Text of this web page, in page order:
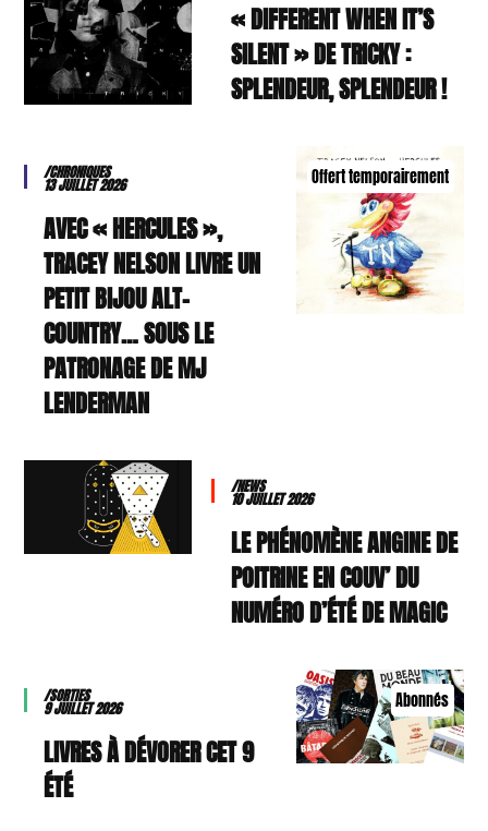
« DIFFERENT WHEN IT’S
SILENT » DE TRICKY :
SPLENDEUR, SPLENDEUR !
Offert temporairement
/CHRONIQUES
13 JUILLET 2026
AVEC « HERCULES »,
TRACEY NELSON LIVRE UN
PETIT BIJOU ALT-
COUNTRY… SOUS LE
PATRONAGE DE MJ
LENDERMAN
/NEWS
10 JUILLET 2026
LE PHÉNOMÈNE ANGINE DE
POITRINE EN COUV’ DU
NUMÉRO D’ÉTÉ DE MAGIC
Abonnés
/SORTIES
9 JUILLET 2026
9 LIVRES À DÉVORER CET
ÉTÉ